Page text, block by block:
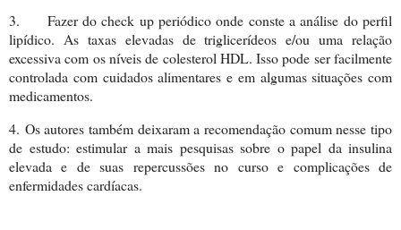
3.
Fazer do check up periódico onde conste a análise do perfil
lipídico. As taxas elevadas de triglicerídeos e/ou uma relação
excessiva com os níveis de colesterol HDL. Isso pode ser facilmente
controlada com cuidados alimentares e em algumas situações com
medicamentos.
4. Os autores também deixaram a recomendação comum nesse tipo
de estudo: estimular a mais pesquisas sobre o papel da insulina
elevada e de suas repercussões no curso e complicações de
enfermidades cardíacas.